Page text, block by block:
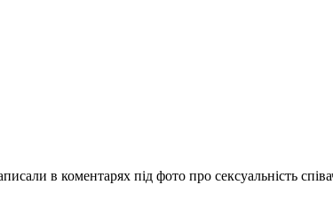
в коментарях під фото про сексуальність